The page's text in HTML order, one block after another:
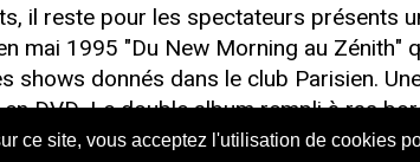
ce site, vous acceptez l'utilisation de cookies
il reste pour les spectateurs présents
mai 1995 "Du New Morning au
shows donnés dans le club Parisien.
DVD. Le double album rempli à ras
live incomplets précédents ("Sur